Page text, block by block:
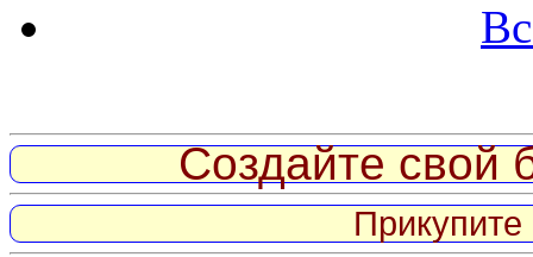
Создайте свой